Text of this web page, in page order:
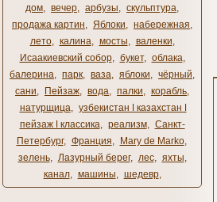
дом, вечер, арбузы, скульптура,
продажа картин, Яблоки, набережная,
лето, калина, мосты, валенки,
Исаакиевский собор, букет, облака,
балерина, парк, ваза, яблоки, чёрный,
сани, Пейзаж, вода, палки, корабль,
натурщица, узбекистан ǀ казахстан ǀ
пейзаж ǀ классика, реализм, Санкт-
Петербург, Франция, Mary de Marko,
зелень, Лазурный берег, лес, яхты,
канал, машины, шедевр,